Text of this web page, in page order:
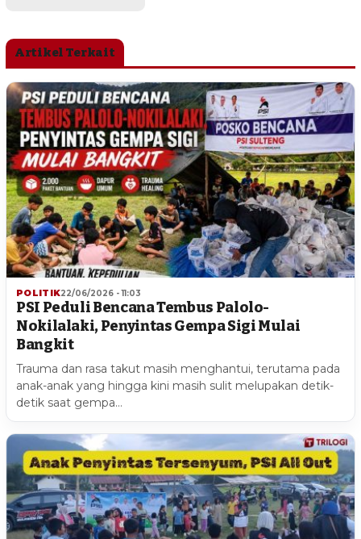
Artikel Terkait
POLITIK22/06/2026 - 11:03
PSI Peduli Bencana Tembus Palolo-
Nokilalaki, Penyintas Gempa Sigi Mulai
Bangkit
Trauma dan rasa takut masih menghantui, terutama pada
anak-anak yang hingga kini masih sulit melupakan detik-
detik saat gempa…